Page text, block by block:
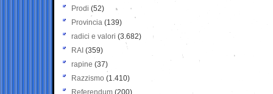
Prodi (52)
Provincia (139)
radici e valori (3.682)
RAI (359)
rapine (37)
Razzismo (1.410)
Referendum (200)